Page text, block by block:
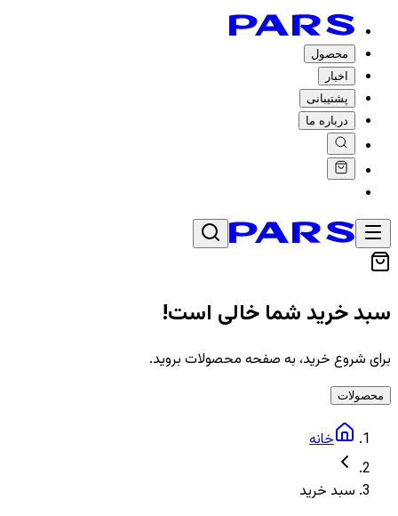
محصول
اخبار
پشتیبانی
درباره ما
سبد خرید شما خالی است!
برای شروع خرید، به صفحه محصولات بروید.
محصولات
خانه
سبد خرید